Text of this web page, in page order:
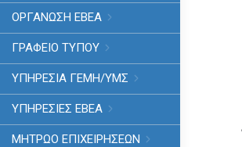
ΟΡΓΑΝΩΣΗ ΕΒΕΑ
ΓΡΑΦΕΙΟ ΤΥΠΟΥ
ΥΠΗΡΕΣΊΑ ΓΕΜΗ/ΥΜΣ
ΥΠΗΡΕΣΙΕΣ ΕΒΕΑ
ΜΗΤΡΩΟ ΕΠΙΧΕΙΡΗΣΕΩΝ